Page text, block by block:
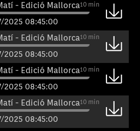
- Edició Mallorca10 min
2025 08:45:00
- Edició Mallorca10 min
2025 08:45:00
- Edició Mallorca10 min
2025 08:45:00
- Edició Mallorca10 min
2025 08:45:00